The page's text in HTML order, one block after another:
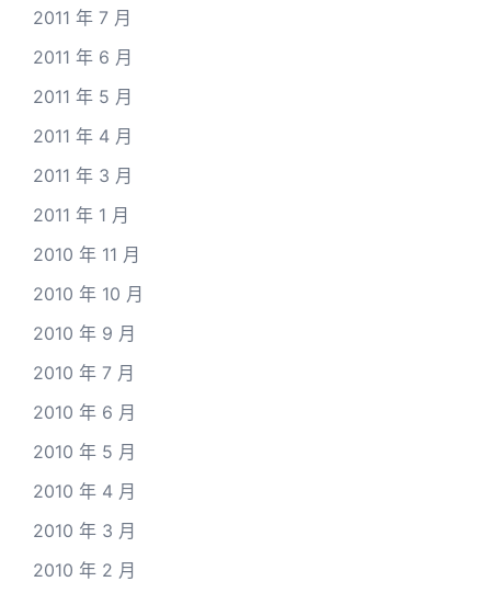
2011 年 7 月
2011 年 6 月
2011 年 5 月
2011 年 4 月
2011 年 3 月
2011 年 1 月
2010 年 11 月
2010 年 10 月
2010 年 9 月
2010 年 7 月
2010 年 6 月
2010 年 5 月
2010 年 4 月
2010 年 3 月
2010 年 2 月